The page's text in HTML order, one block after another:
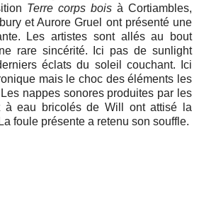
Terre corps bois à Cortiambles,
et Aurore Gruel ont présenté une
Les artistes sont allés au bout
rare sincérité. Ici pas de sunlight
éclats du soleil couchant. Ici
mais le choc des éléments les
nappes sonores produites par les
à eau bricolés de Will ont attisé la
foule présente a retenu son souffle.